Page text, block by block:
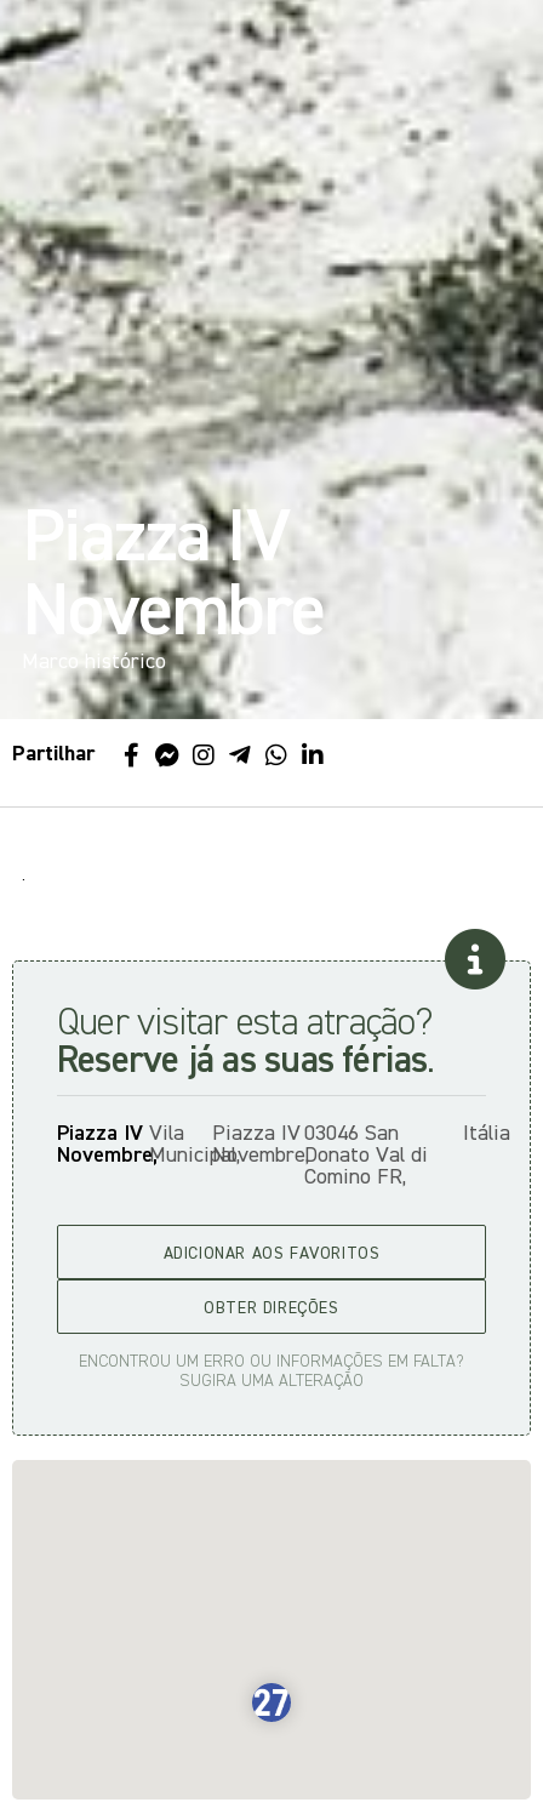
Piazza IV
Novembre
Marco histórico
Partilhar
.
Quer visitar esta atração?
Reserve já as suas férias.
Piazza IV
Novembre,
Vila
Municipal,
Piazza IV
Novembre,
03046 San
Donato Val di
Comino FR,
Itália
ADICIONAR AOS FAVORITOS
OBTER DIREÇÕES
ENCONTROU UM ERRO OU INFORMAÇÕES EM FALTA?
SUGIRA UMA ALTERAÇÃO